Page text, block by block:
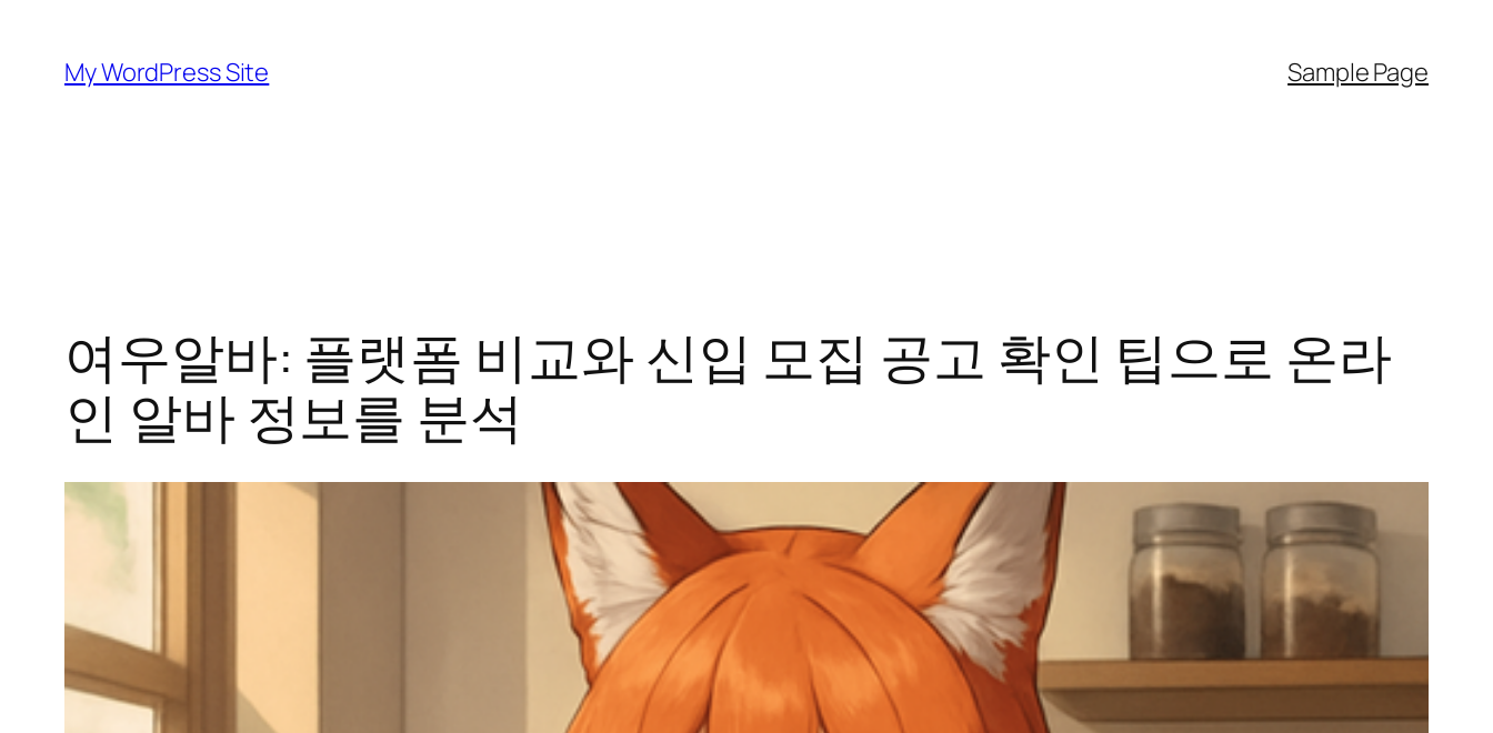
content
My WordPress Site Sample Page
여우알바: 플랫폼 비교와 신입 모집 공고 확인 팁으로 온라
인 알바 정보를 분석